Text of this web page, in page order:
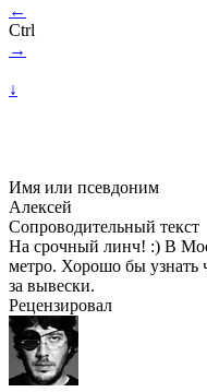
←
Ctrl
→
↓
Имя или псевдоним
Алексей
Сопроводительный текст
На срочный линч! :) В
метро. Хорошо бы узнать
за вывески.
Рецензировал